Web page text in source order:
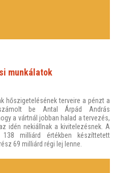
munkálatok
hőszigetelésének terveire a pénzt a
be Antal Árpád András
a vártnál jobban halad a tervezés,
idén nekiállnak a kivitelezésnek. A
138 milliárd értékben készíttetett
69 milliárd régi lej lenne.